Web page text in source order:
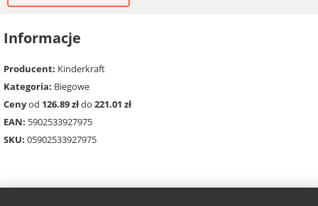
Informacje
Producent: Kinderkraft
Kategoria: Biegowe
Cenyod 126.89 złdo 221.01 zł
EAN: 5902533927975
SKU: 05902533927975